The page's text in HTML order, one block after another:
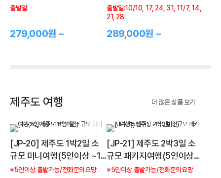
일 가을여행
출발일:
279,000원 ~
출발일:10/10, 17, 24, 31, 11/7, 14,
21, 28
289,000원 ~
제주도 여행 더 많은 상품 보기
[JP-20] 제주도 1박2일 소
규모 미니여행(5인이상 ~15
인미만)
※5인이상 출발가능/전화문의요망
[JP-21] 제주도 2박3일 소
규모 패키지여행(5인이상
~15인미만)
※5인이상 출발가능/전화문의요망